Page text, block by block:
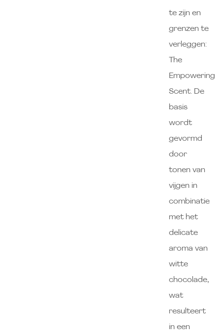
te zijn en
grenzen te
verleggen:
The
Empowering
Scent. De
basis
wordt
gevormd
door
tonen van
vijgen in
combinatie
met het
delicate
aroma van
witte
chocolade,
wat
resulteert
in een